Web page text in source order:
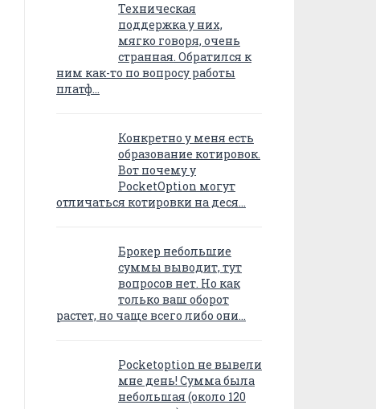
Техническая
поддержка у них,
мягко говоря, очень
странная. Обратился к
ним как-то по вопросу работы
платф…
Конкретно у меня есть
образование котировок.
Вот почему у
PocketOption могут
отличаться котировки на деся…
Брокер небольшие
суммы выводит, тут
вопросов нет. Но как
только ваш оборот
растет, но чаще всего либо они…
Pocketoption не вывели
мне день! Сумма была
небольшая (около 120